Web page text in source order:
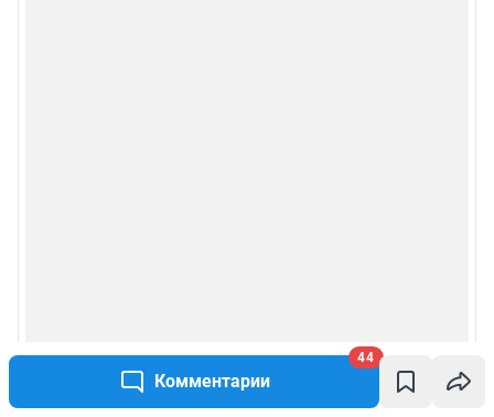
Комментарии
44